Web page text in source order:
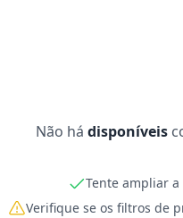
Não há disponíveis
Tente ampliar
Verifique se os filtros de